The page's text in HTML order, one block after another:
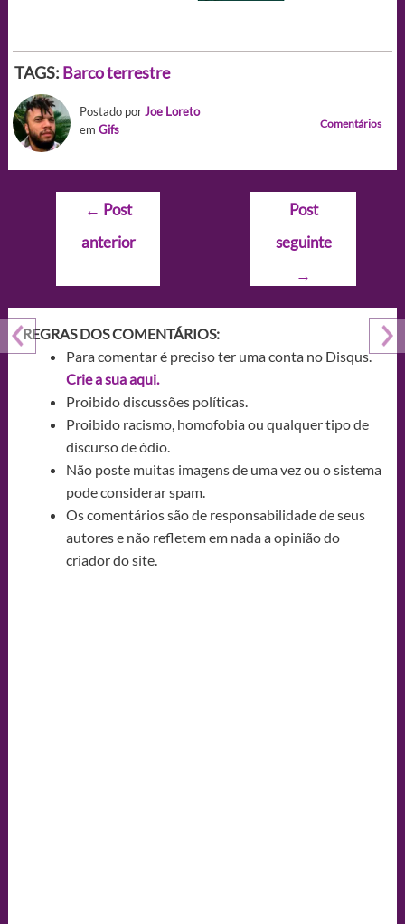
TAGS: Barco terrestre
Postado porJoe Loreto
em Gifs Comentários
Navegação
Post
← Post
anterior
Post
seguinte
→
REGRAS DOS COMENTÁRIOS:
Para comentar é preciso ter uma conta no Disqus.
Crie a sua aqui.
Proibido discussões políticas.
Proibido racismo, homofobia ou qualquer tipo de
discurso de ódio.
Não poste muitas imagens de uma vez ou o sistema
pode considerar spam.
Os comentários são de responsabilidade de seus
autores e não refletem em nada a opinião do
criador do site.